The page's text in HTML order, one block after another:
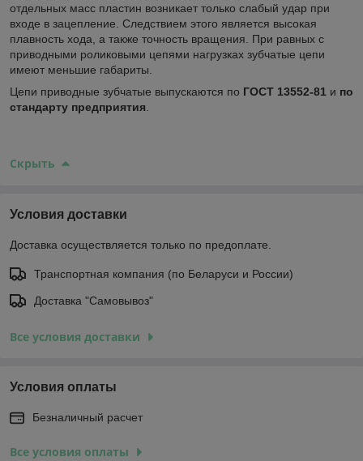
отдельных масс пластин возникает только слабый удар при
входе в зацепление. Следствием этого является высокая
плавность хода, а также точность вращения. При равных с
приводными роликовыми цепями нагрузках зубчатые цепи
имеют меньшие габариты.
Цепи приводные зубчатые выпускаются по ГОСТ 13552-81 и по
стандарту предприятия
Скрыть
Условия доставки
Доставка осуществляется только по предоплате.
Транспортная компания (по Беларуси и России)
Доставка "Самовывоз"
Все условия доставки
Условия оплаты
Безналичный расчет
Все условия оплаты